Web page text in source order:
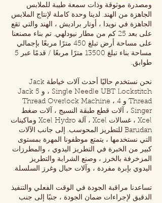
ومصدرة موثوقة وذات سمعة طيبة للملابس
الجاهزة من الهند. لدينا وحدة كاملة لإنتاج الملابس
الجاهزة في نويدا ، أوتار براديش ، الهند والتي تقع
على بعد 25 كم من مطار نيودلهي. تم بناء مصنعنا
على مساحة أرض تبلغ 450 مترًا مربعًا بإجمالي
مساحة بناء تبلغ 13500 مترًا مربعًا / قدمًا عبر 5
طوابق.
نحن نستخدم حاليًا أحدث آلات خياطة Jack
Single Needle UBT Lockstitch ، و Jack 5
Thread و 4 Thread Overlock Machine ،
Singer ، آلات قطع طبقة النسيج ، آلات ضغط
Xcel ، غسالات Xcel ، آلة Xcel Hydro وماكينات
Barudan للتطريز المحوسب. إلى جانب الآلات
التي نستخدمها ، يتمتع موظفونا المهرة بمستوى
كبير من الخبرة في التطريز اليدوي ، والمطرزات
المزخرفة بالخرز ، وصنع الشرابة والتطريز
اليدوي بإبرة مفردة ، وآلات حبال وغرز السلسلة.
تساعدنا مراقبة الجودة في الوقت الفعلي والتنفيذ
الدقيق لإجراءات ضمان الجودة ، جنبًا إلى جنب